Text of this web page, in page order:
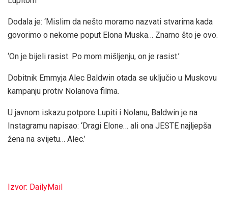
Dodala je: ‘Mislim da nešto moramo nazvati stvarima kada
govorimo o nekome poput Elona Muska… Znamo što je ovo.
‘On je bijeli rasist. Po mom mišljenju, on je rasist.’
Dobitnik Emmyja Alec Baldwin otada se uključio u Muskovu
kampanju protiv Nolanova filma.
U javnom iskazu potpore Lupiti i Nolanu, Baldwin je na
Instagramu napisao: ‘Dragi Elone… ali ona JESTE najljepša
žena na svijetu… Alec.’
Izvor: DailyMail